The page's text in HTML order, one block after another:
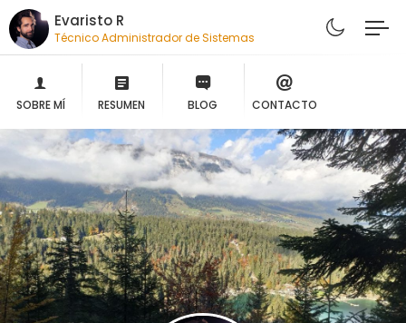
Evaristo R
Técnico Administrador de Sistemas
SOBRE MÍ RESUMEN BLOG CONTACTO